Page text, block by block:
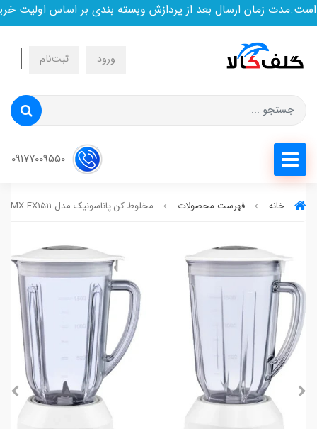
زمان ارسال بعد از پردازش وبسته بندی بر اساس اولیت خرید
ورود ثبت‌نام
خانه فهرست محصولات مخلوط کن پاناسونیک مدل MX-EX1511